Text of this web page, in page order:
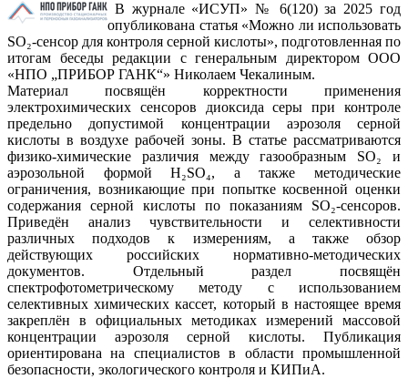
В журнале «ИСУП» № 6(120) за 2025 год
опубликована статья «Можно ли использовать
SO₂-сенсор для контроля серной кислоты», подготовленная по
итогам беседы редакции с генеральным директором ООО
«НПО „ПРИБОР ГАНК“» Николаем Чекалиным.
Материал посвящён корректности применения
электрохимических сенсоров диоксида серы при контроле
предельно допустимой концентрации аэрозоля серной
кислоты в воздухе рабочей зоны. В статье рассматриваются
физико-химические различия между газообразным SO₂ и
аэрозольной формой H₂SO₄, а также методические
ограничения, возникающие при попытке косвенной оценки
содержания серной кислоты по показаниям SO₂-сенсоров.
Приведён анализ чувствительности и селективности
различных подходов к измерениям, а также обзор
действующих российских нормативно-методических
документов. Отдельный раздел посвящён
спектрофотометрическому методу с использованием
селективных химических кассет, который в настоящее время
закреплён в официальных методиках измерений массовой
концентрации аэрозоля серной кислоты. Публикация
ориентирована на специалистов в области промышленной
безопасности, экологического контроля и КИПиА.